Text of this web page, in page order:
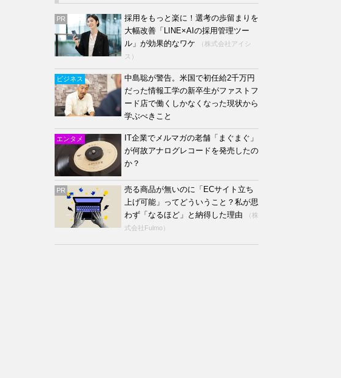
PR
採用をもっと楽に！選考の歩留まりを
大幅改善「LINE×AIの採用管理ツー
ル」が効果的なワケ
（株式会社アイシ
ス）
ビジネス
中島聡が警告。米国で初任給2千万円
だった情報工学の新卒生がファストフ
ード店で働くしかなくなった現状から
学ぶべきこと
エンタメ
IT企業でメルマガの老舗「まぐまぐ」
が何故アナログレコードを発売したの
か？
PR
売る商品が無いのに「ECサイト立ち
上げ可能」ってどういうこと？私が思
わず「なるほど」と納得した理由
（株
式会社Fulmo）